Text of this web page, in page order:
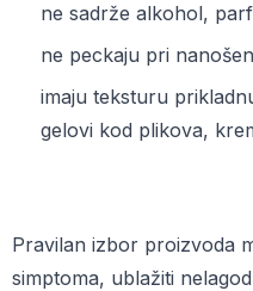
ne sadrže alkohol,
ne peckaju pri
imaju teksturu
gelovi kod plikova,
Pravilan izbor proizvoda
simptoma, ublažiti